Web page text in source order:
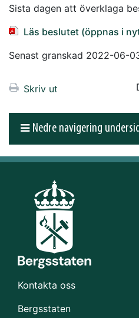
Sista dagen att överklaga
Läs beslutet (öppnas i
Senast granskad 2022-06-
Skriv ut
Nedre navigering
Kontakta oss
Bergsstaten